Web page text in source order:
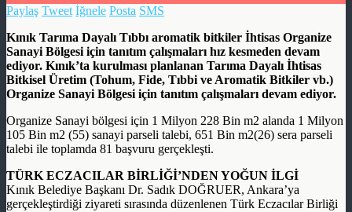
Paylaş Tweet İğnele Posta SMS
Kınık Tarıma Dayalı Tıbbı aromatik bitkiler İhtisas Organize
Sanayi Bölgesi için tanıtım çalışmaları hız kesmeden devam
ediyor. Kınık’ta kurulması planlanan Tarıma Dayalı İhtisas
Bitkisel Üretim (Tohum, Fide, Tıbbi ve Aromatik Bitkiler vb.)
Organize Sanayi Bölgesi için tanıtım çalışmaları devam ediyor.
Organize Sanayi bölgesi için 1 Milyon 228 Bin m2 alanda 1 Milyon
105 Bin m2 (55) sanayi parseli talebi, 651 Bin m2(26) sera parseli
talebi ile toplamda 81 başvuru gerçekleşti.
TÜRK ECZACILAR BİRLİĞİ’NDEN YOĞUN İLGİ
Kınık Belediye Başkanı Dr. Sadık DOĞRUER, Ankara’ya
gerçekleştirdiği ziyareti sırasında düzenlenen Türk Eczacılar Birliği